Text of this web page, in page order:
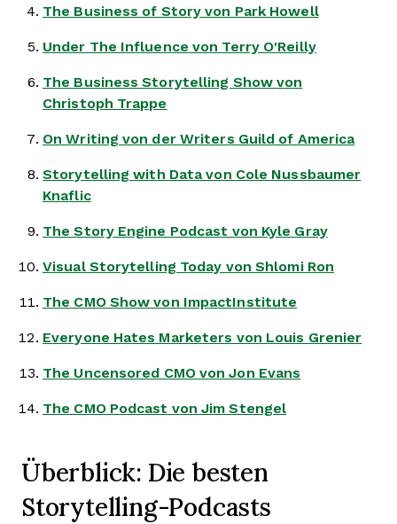
The Business of Story von Park Howell
Under The Influence von Terry O'Reilly
The Business Storytelling Show von
Christoph Trappe
On Writing von der Writers Guild of America
Storytelling with Data von Cole Nussbaumer
Knaflic
The Story Engine Podcast von Kyle Gray
Visual Storytelling Today von Shlomi Ron
The CMO Show von ImpactInstitute
Everyone Hates Marketers von Louis Grenier
The Uncensored CMO von Jon Evans
The CMO Podcast von Jim Stengel
Überblick: Die besten
Storytelling-Podcasts